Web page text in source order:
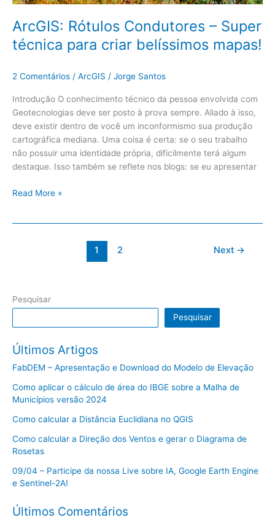
ArcGIS: Rótulos Condutores – Super
técnica para criar belíssimos mapas!
2 Comentários / ArcGIS / Jorge Santos
Introdução O conhecimento técnico da pessoa envolvida com
Geotecnologias deve ser posto à prova sempre. Aliado à isso,
deve existir dentro de você um inconformismo sua produção
cartográfica mediana. Uma coisa é certa: se o seu trabalho
não possuir uma identidade própria, dificilmente terá algum
destaque. Isso também se reflete nos blogs: se eu apresentar
Read More »
1 2 Next →
Pesquisar
Pesquisar
Últimos Artigos
FabDEM – Apresentação e Download do Modelo de Elevação
Como aplicar o cálculo de área do IBGE sobre a Malha de
Municípios versão 2024
Como calcular a Distância Euclidiana no QGIS
Como calcular a Direção dos Ventos e gerar o Diagrama de
Rosetas
09/04 – Participe da nossa Live sobre IA, Google Earth Engine
e Sentinel-2A!
Últimos Comentários